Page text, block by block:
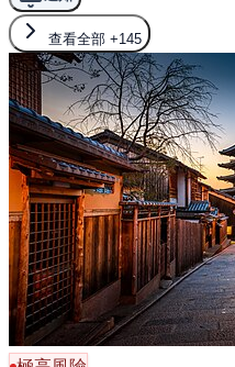
查看全部 +145